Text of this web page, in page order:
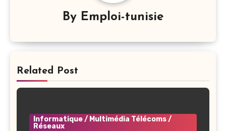
By Emploi-tunisie
Related Post
Informatique / Multimédia Télécoms /
Réseaux